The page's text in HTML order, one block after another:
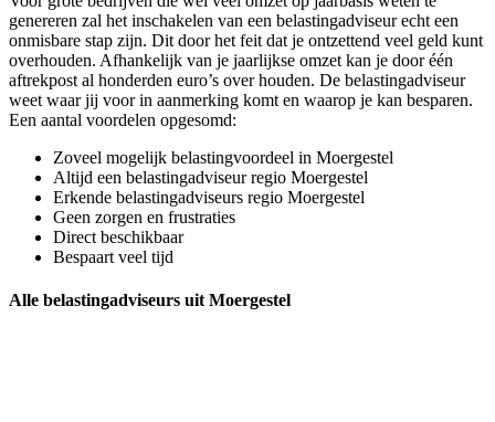
genereren zal het inschakelen van een belastingadviseur echt een
onmisbare stap zijn. Dit door het feit dat je ontzettend veel geld kunt
overhouden. Afhankelijk van je jaarlijkse omzet kan je door één
aftrekpost al honderden euro’s over houden. De belastingadviseur
weet waar jij voor in aanmerking komt en waarop je kan besparen.
Een aantal voordelen opgesomd:
Zoveel mogelijk belastingvoordeel in Moergestel
Altijd een belastingadviseur regio Moergestel
Erkende belastingadviseurs regio Moergestel
Geen zorgen en frustraties
Direct beschikbaar
Bespaart veel tijd
Alle belastingadviseurs uit Moergestel